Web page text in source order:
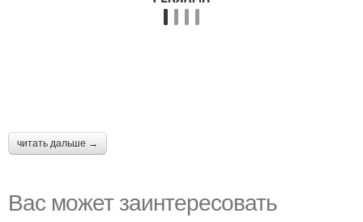
читать дальше →
Вас может заинтересовать